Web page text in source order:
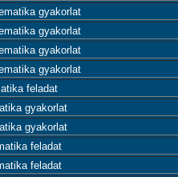
gyakorlat
gyakorlat
gyakorlat
gyakorlat
feladat
gyakorlat
gyakorlat
feladat
feladat